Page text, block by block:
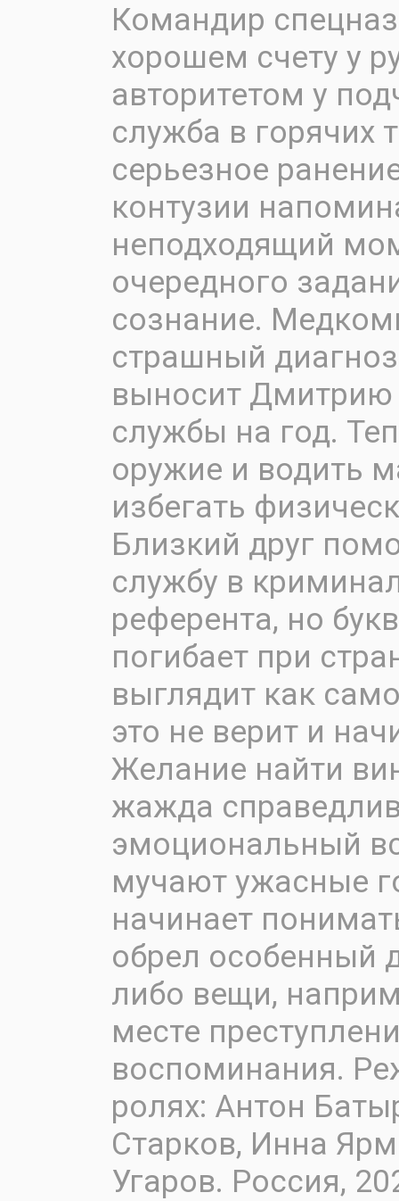
Командир
хорошем счету у
авторитетом у
служба в горячих
серьезное
контузии
неподходящий
очередного
сознание.
страшный
выносит Дмитрию
службы на год.
оружие и водить
избегать
Близкий друг
службу в
референта, но
погибает при
выглядит как
это не верит и
Желание найти
жажда
эмоциональный
мучают ужасные
начинает
обрел особенный
либо вещи,
месте
воспоминания.
ролях: Антон
Старков, Инна
Угаров. Россия,